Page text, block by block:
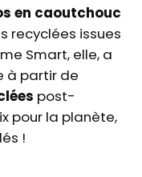
en caoutchouc
recyclées issues
Smart, elle, a
à partir de
post-
pour la planète,
!